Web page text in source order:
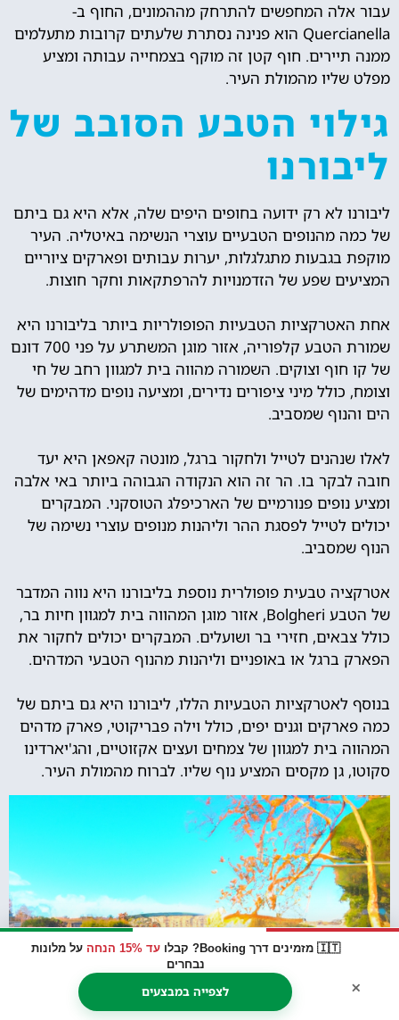
🇮🇹 מזמינים דרך Booking? קבלו עד 15% הנחה
על מלונות
נבחרים
לצפייה במבצעים ×
עבור אלה המחפשים להתרחק מההמונים, החוף ב-
Quercianella הוא פנינה נסתרת שלעתים קרובות מתעלמים
ממנה תיירים. חוף קטן זה מוקף בצמחייה עבותה ומציע
מפלט שליו מהמולת העיר.
גילוי הטבע הסובב של
ליבורנו
ליבורנו לא רק ידועה בחופים היפים שלה, אלא היא גם ביתם
של כמה מהנופים הטבעיים עוצרי הנשימה באיטליה. העיר
מוקפת בגבעות מתגלגלות, יערות עבותים ופארקים ציוריים
המציעים שפע של הזדמנויות להרפתקאות וחקר חוצות.
אחת האטרקציות הטבעיות הפופולריות ביותר בליבורנו היא
שמורת הטבע קלפוריה, אזור מוגן המשתרע על פני 700 דונם
של קו חוף וצוקים. השמורה מהווה בית למגוון רחב של חי
וצומח, כולל מיני ציפורים נדירים, ומציעה נופים מדהימים של
הים והנוף שמסביב.
לאלו שנהנים לטייל ולחקור ברגל, מונטה קאפאן היא יעד
חובה לבקר בו. הר זה הוא הנקודה הגבוהה ביותר באי אלבה
ומציע נופים פנורמיים של הארכיפלג הטוסקני. המבקרים
יכולים לטייל לפסגת ההר וליהנות מנופים עוצרי נשימה של
הנוף שמסביב.
אטרקציה טבעית פופולרית נוספת בליבורנו היא נווה המדבר
של הטבע Bolgheri, אזור מוגן המהווה בית למגוון חיות בר,
כולל צבאים, חזירי בר ושועלים. המבקרים יכולים לחקור את
הפארק ברגל או באופניים וליהנות מהנוף הטבעי המדהים.
בנוסף לאטרקציות הטבעיות הללו, ליבורנו היא גם ביתם של
כמה פארקים וגנים יפים, כולל וילה פבריקוטי, פארק מדהים
המהווה בית למגוון של צמחים ועצים אקזוטיים, והג'יארדינו
סקוטו, גן מקסים המציע נוף שליו. לברוח מהמולת העיר.